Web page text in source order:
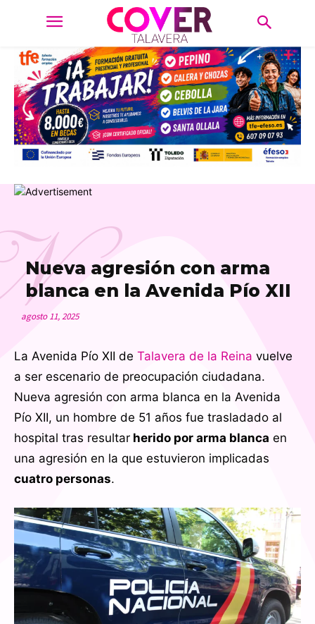
Nueva agresión con arma
blanca en la Avenida Pío XII
agosto 11, 2025
La Avenida Pío XII de Talavera de la Reina vuelve
a ser escenario de preocupación ciudadana.
Nueva agresión con arma blanca en la Avenida
Pío XII, un hombre de 51 años fue trasladado al
hospital tras resultar herido por arma blanca en
una agresión en la que estuvieron implicadas
cuatro personas.